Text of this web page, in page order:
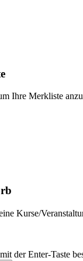
Ihre Merkliste
Kurse/
der Enter-Taste